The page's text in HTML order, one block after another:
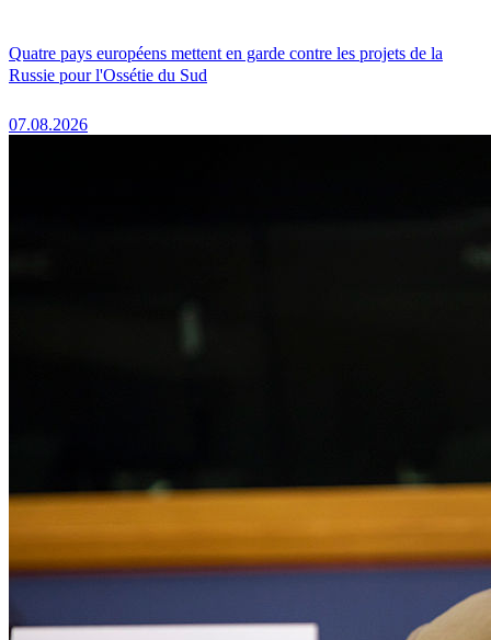
Quatre pays européens mettent en garde contre les projets de la
Russie pour l'Ossétie du Sud
07.08.2026